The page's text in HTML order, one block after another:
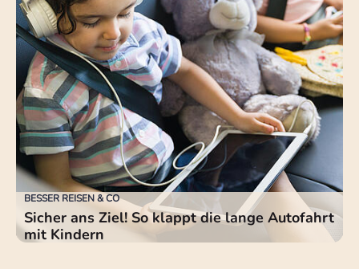
BESSER REISEN & CO
Sicher ans Ziel! So klappt die lange Autofahrt
mit Kindern